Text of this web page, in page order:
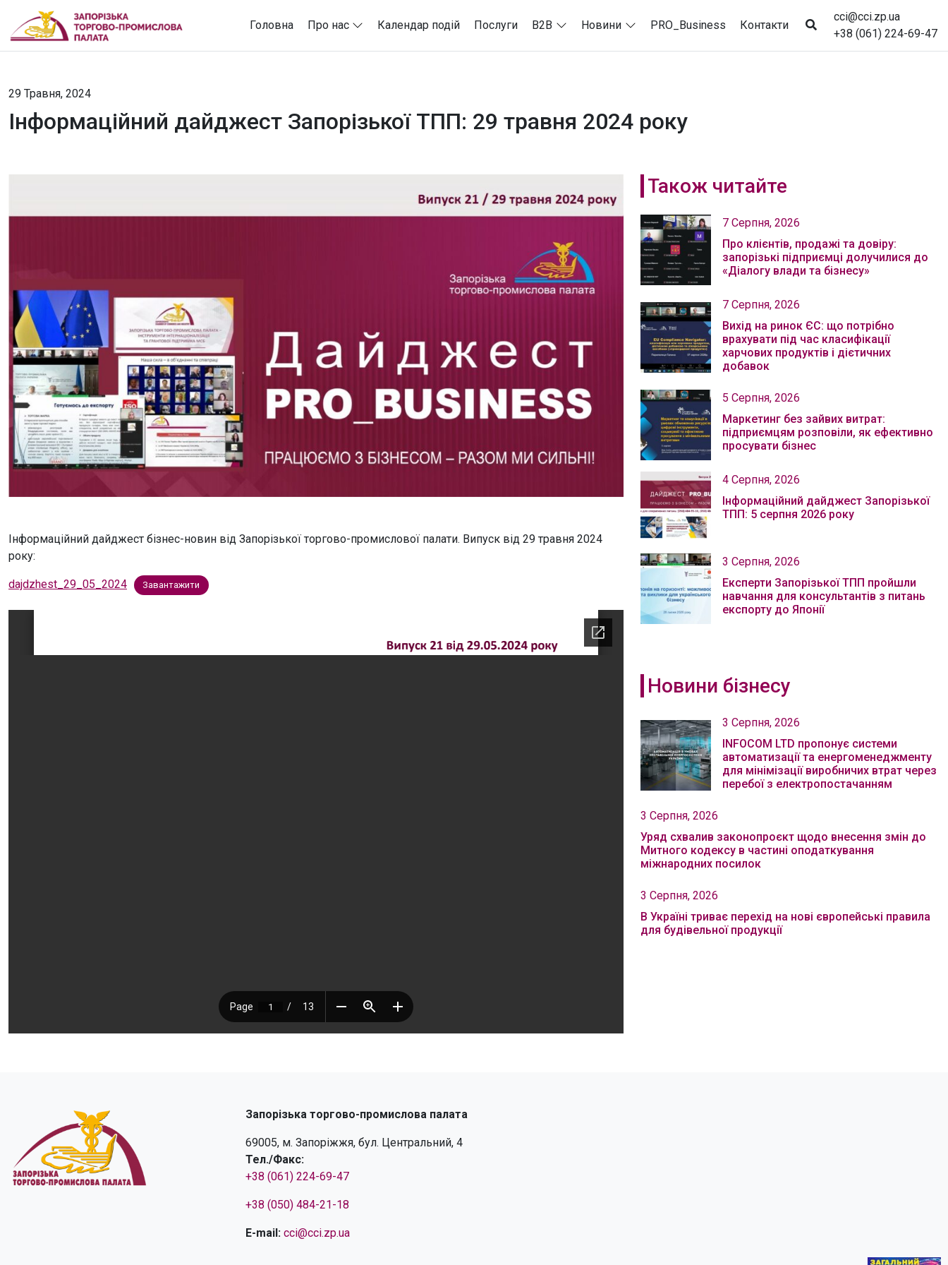
Головна Про нас Календар подій Послуги B2B Новини PRO_Business Контакти
cci@cci.zp.ua
+38 (061) 224-69-47
29 Травня, 2024
Інформаційний дайджест Запорізької ТПП: 29 травня 2024 року
Інформаційний дайджест бізнес-новин від Запорізької торгово-промислової палати. Випуск від 29 травня 2024
року:
dajdzhest_29_05_2024 Завантажити
Також читайте
7 Серпня, 2026
Про клієнтів, продажі та довіру:
запорізькі підприємці долучилися до
«Діалогу влади та бізнесу»
7 Серпня, 2026
Вихід на ринок ЄС: що потрібно
врахувати під час класифікації
харчових продуктів і дієтичних
добавок
5 Серпня, 2026
Маркетинг без зайвих витрат:
підприємцям розповіли, як ефективно
просувати бізнес
4 Серпня, 2026
Інформаційний дайджест Запорізької
ТПП: 5 серпня 2026 року
3 Серпня, 2026
Експерти Запорізької ТПП пройшли
навчання для консультантів з питань
експорту до Японії
Новини бізнесу
3 Серпня, 2026
INFOCOM LTD пропонує системи
автоматизації та енергоменеджменту
для мінімізації виробничих втрат через
перебої з електропостачанням
3 Серпня, 2026
Уряд схвалив законопроєкт щодо внесення змін до
Митного кодексу в частині оподаткування
міжнародних посилок
3 Серпня, 2026
В Україні триває перехід на нові європейські правила
для будівельної продукції
Запорізька торгово-промислова палата
69005, м. Запоріжжя, бул. Центральний, 4
Тел./Факс:
+38 (061) 224-69-47
+38 (050) 484-21-18
E-mail: cci@cci.zp.ua